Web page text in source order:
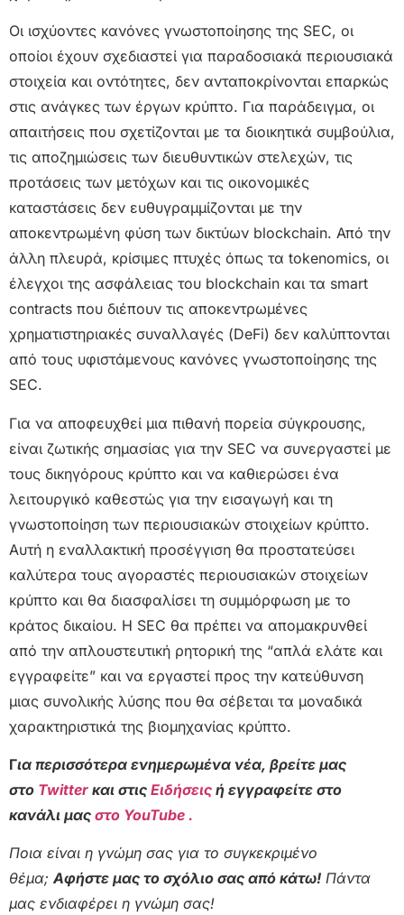
Οι ισχύοντες κανόνες γνωστοποίησης της SEC, οι
οποίοι έχουν σχεδιαστεί για παραδοσιακά περιουσιακά
στοιχεία και οντότητες, δεν ανταποκρίνονται επαρκώς
στις ανάγκες των έργων κρύπτο. Για παράδειγμα, οι
απαιτήσεις που σχετίζονται με τα διοικητικά συμβούλια,
τις αποζημιώσεις των διευθυντικών στελεχών, τις
προτάσεις των μετόχων και τις οικονομικές
καταστάσεις δεν ευθυγραμμίζονται με την
αποκεντρωμένη φύση των δικτύων blockchain. Από την
άλλη πλευρά, κρίσιμες πτυχές όπως τα tokenomics, οι
έλεγχοι της ασφάλειας του blockchain και τα smart
contracts που διέπουν τις αποκεντρωμένες
χρηματιστηριακές συναλλαγές (DeFi) δεν καλύπτονται
από τους υφιστάμενους κανόνες γνωστοποίησης της
SEC.
Για να αποφευχθεί μια πιθανή πορεία σύγκρουσης,
είναι ζωτικής σημασίας για την SEC να συνεργαστεί με
τους δικηγόρους κρύπτο και να καθιερώσει ένα
λειτουργικό καθεστώς για την εισαγωγή και τη
γνωστοποίηση των περιουσιακών στοιχείων κρύπτο.
Αυτή η εναλλακτική προσέγγιση θα προστατεύσει
καλύτερα τους αγοραστές περιουσιακών στοιχείων
κρύπτο και θα διασφαλίσει τη συμμόρφωση με το
κράτος δικαίου. Η SEC θα πρέπει να απομακρυνθεί
από την απλουστευτική ρητορική της “απλά ελάτε και
εγγραφείτε” και να εργαστεί προς την κατεύθυνση
μιας συνολικής λύσης που θα σέβεται τα μοναδικά
χαρακτηριστικά της βιομηχανίας κρύπτο.
Για περισσότερα ενημερωμένα νέα, βρείτε μας
στο Twitter και στις Ειδήσεις ή εγγραφείτε στο
κανάλι μας στο YouTube .
Ποια είναι η γνώμη σας για το συγκεκριμένο
θέμα;Αφήστε μας το σχόλιο σας από κάτω! Πάντα
μας ενδιαφέρει η γνώμη σας!